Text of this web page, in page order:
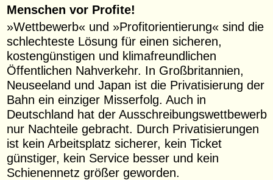
Menschen vor Profite!
»Wettbewerb« und »Profitorientierung« sind die
schlechteste Lösung für einen sicheren,
kostengünstigen und klimafreundlichen
Öffentlichen Nahverkehr. In Großbritannien,
Neuseeland und Japan ist die Privatisierung der
Bahn ein einziger Misserfolg. Auch in
Deutschland hat der Ausschreibungswettbewerb
nur Nachteile gebracht. Durch Privatisierungen
ist kein Arbeitsplatz sicherer, kein Ticket
günstiger, kein Service besser und kein
Schienennetz größer geworden.